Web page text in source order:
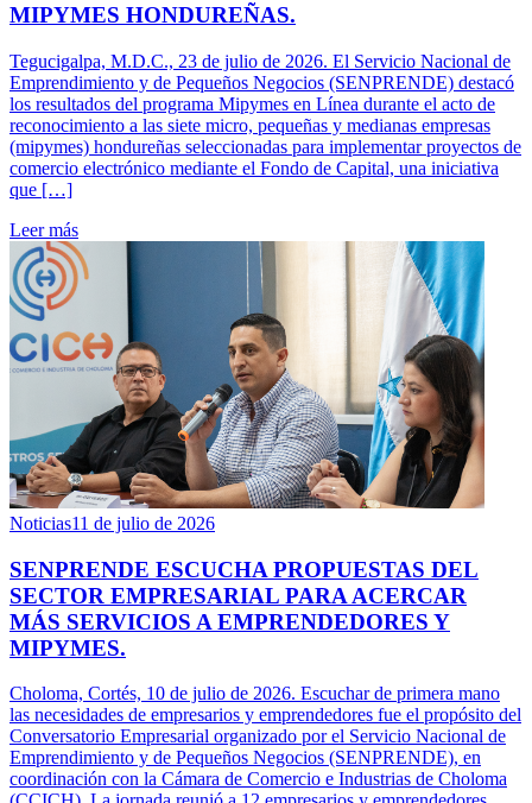
MIPYMES HONDUREÑAS.
Tegucigalpa, M.D.C., 23 de julio de 2026. El Servicio Nacional de
Emprendimiento y de Pequeños Negocios (SENPRENDE) destacó
los resultados del programa Mipymes en Línea durante el acto de
reconocimiento a las siete micro, pequeñas y medianas empresas
(mipymes) hondureñas seleccionadas para implementar proyectos de
comercio electrónico mediante el Fondo de Capital, una iniciativa
que […]
Leer más
Noticias11 de julio de 2026
SENPRENDE ESCUCHA PROPUESTAS DEL
SECTOR EMPRESARIAL PARA ACERCAR
MÁS SERVICIOS A EMPRENDEDORES Y
MIPYMES.
Choloma, Cortés, 10 de julio de 2026. Escuchar de primera mano
las necesidades de empresarios y emprendedores fue el propósito del
Conversatorio Empresarial organizado por el Servicio Nacional de
Emprendimiento y de Pequeños Negocios (SENPRENDE), en
coordinación con la Cámara de Comercio e Industrias de Choloma